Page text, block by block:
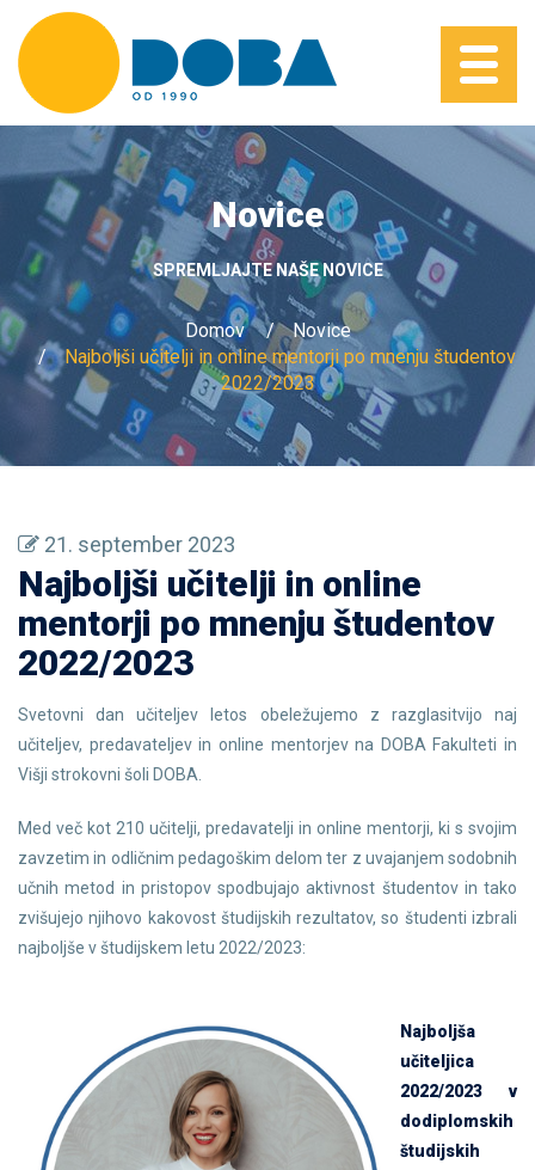
Novice
SPREMLJAJTE NAŠE NOVICE
Domov
Novice
Najboljši učitelji in online mentorji po mnenju študentov
2022/2023
21. september 2023
Najboljši učitelji in online
mentorji po mnenju študentov
2022/2023
Svetovni dan učiteljev letos obeležujemo z razglasitvijo naj
učiteljev, predavateljev in online mentorjev na DOBA Fakulteti in
Višji strokovni šoli DOBA.
Med več kot 210 učitelji, predavatelji in online mentorji, ki s svojim
zavzetim in odličnim pedagoškim delom ter z uvajanjem sodobnih
učnih metod in pristopov spodbujajo aktivnost študentov in tako
zvišujejo njihovo kakovost študijskih rezultatov, so študenti izbrali
najboljše v študijskem letu 2022/2023:
Najboljša
učiteljica
2022/2023 v
dodiplomskih
študijskih